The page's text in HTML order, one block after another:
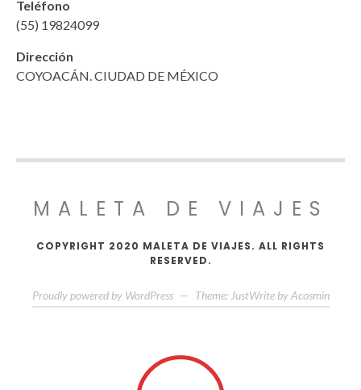
Teléfono
(55) 19824099
Dirección
COYOACÁN. CIUDAD DE MÉXICO
MALETA DE VIAJES
COPYRIGHT 2020 MALETA DE VIAJES. ALL RIGHTS
RESERVED.
Proudly powered by WordPress — Theme: JustWrite by Acosmin